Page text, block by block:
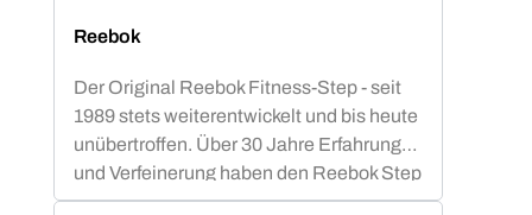
Reebok
Der Original Reebok Fitness-Step - seit
1989 stets weiterentwickelt und bis heute
unübertroffen. Über 30 Jahre Erfahrung
und Verfeinerung haben den Reebok Step
zu einem unverzichtbaren Bestandteil in